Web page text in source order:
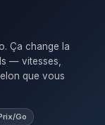
Ça change la
— vitesses,
que vous
Go